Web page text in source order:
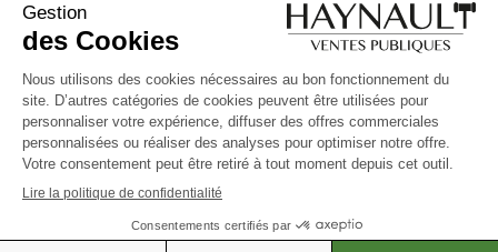
Notre équipe
Vidéos
Questions fréquentes
Conditions générales
Suivez-nous